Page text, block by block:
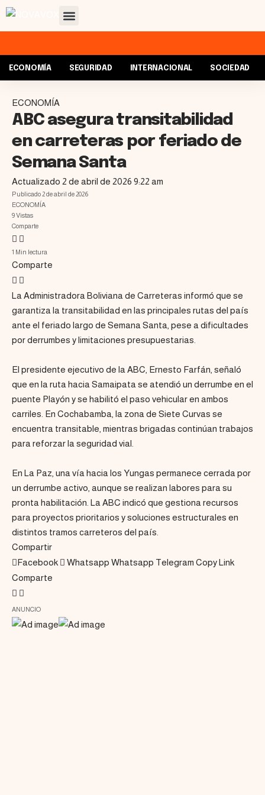
ECONOMÍA SEGURIDAD INTERNACIONAL SOCIEDAD
ECONOMÍA
ABC asegura transitabilidad
en carreteras por feriado de
Semana Santa
Actualizado 2 de abril de 2026 9:22 am
Publicado 2 de abril de 2026
ECONOMÍA
9 Vistas
Comparte
1 Min lectura
Comparte
La Administradora Boliviana de Carreteras informó que se
garantiza la transitabilidad en las principales rutas del país
ante el feriado largo de Semana Santa, pese a dificultades
por derrumbes y limitaciones presupuestarias.
El presidente ejecutivo de la ABC, Ernesto Farfán, señaló
que en la ruta hacia Samaipata se atendió un derrumbe en el
puente Playón y se habilitó el paso vehicular en ambos
carriles. En Cochabamba, la zona de Siete Curvas se
encuentra transitable, mientras brigadas continúan trabajos
para reforzar la seguridad vial.
En La Paz, una vía hacia los Yungas permanece cerrada por
un derrumbe activo, aunque se realizan labores para su
pronta habilitación. La ABC indicó que gestiona recursos
para proyectos prioritarios y soluciones estructurales en
distintos tramos carreteros del país.
Compartir
Facebook
Whatsapp Whatsapp Telegram Copy Link
Comparte
ANUNCIO